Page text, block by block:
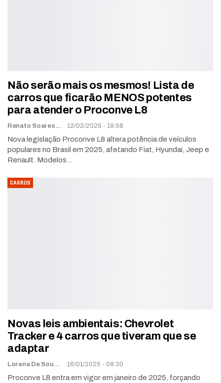
Não serão mais os mesmos! Lista de
carros que ficarão MENOS potentes
para atender o Proconve L8
Renato Soares 12/02/2025 - 19:58
Nova legislação Proconve L8 altera potência de veículos
populares no Brasil em 2025, afetando Fiat, Hyundai, Jeep e
Renault. Modelos…
CARROS
Novas leis ambientais: Chevrolet
Tracker e 4 carros que tiveram que se
adaptar
Lorena De Sousa 16/01/2025 - 08:30
Proconve L8 entra em vigor em janeiro de 2025, forçando